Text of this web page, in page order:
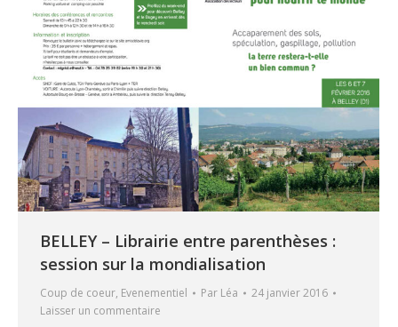
BELLEY – Librairie entre parenthèses :
session sur la mondialisation
Coup de coeur, Evenementiel Par Léa
24 janvier 2016
Laisser un commentaire